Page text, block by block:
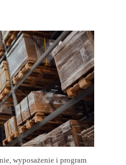
wyposażenie i program